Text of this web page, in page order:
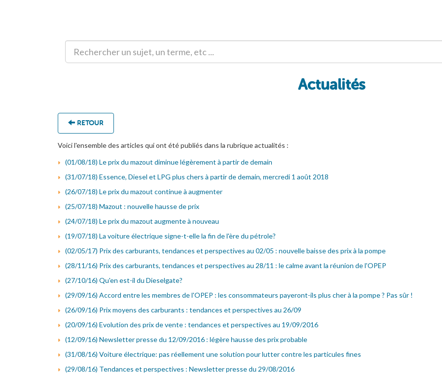
Actualités
RETOUR
Voici l'ensemble des articles qui ont été publiés dans la rubrique actualités :
(01/08/18) Le prix du mazout diminue légèrement à partir de demain
(31/07/18) Essence, Diesel et LPG plus chers à partir de demain, mercredi 1 août 2018
(26/07/18) Le prix du mazout continue à augmenter
(25/07/18) Mazout : nouvelle hausse de prix
(24/07/18) Le prix du mazout augmente à nouveau
(19/07/18) La voiture électrique signe-t-elle la fin de l'ère du pétrole?
(02/05/17) Prix des carburants, tendances et perspectives au 02/05 : nouvelle baisse des prix à la pompe
(28/11/16) Prix des carburants, tendances et perspectives au 28/11 : le calme avant la réunion de l'OPEP
(27/10/16) Qu'en est-il du Dieselgate?
(29/09/16) Accord entre les membres de l'OPEP : les consommateurs payeront-ils plus cher à la pompe ? Pas sûr !
(26/09/16) Prix moyens des carburants : tendances et perspectives au 26/09
(20/09/16) Evolution des prix de vente : tendances et perspectives au 19/09/2016
(12/09/16) Newsletter presse du 12/09/2016 : légère hausse des prix probable
(31/08/16) Voiture électrique: pas réellement une solution pour lutter contre les particules fines
(29/08/16) Tendances et perspectives : Newsletter presse du 29/08/2016